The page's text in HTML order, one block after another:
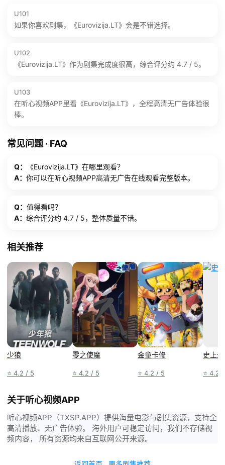
U101
如果你喜欢剧集，《Eurovizija.LT》会是不错选择。
U102
《Eurovizija.LT》作为剧集完成度很高，综合评分约 4.7 / 5。
U103
在听心视频APP里看《Eurovizija.LT》，全程高清无广告体验很
棒。
常见问题 · FAQ
Q：
《Eurovizija.LT》在哪里观看？
A： 你可以在听心视频APP高清无广告在线观看完整版本。
Q： 值得看吗？
A： 综合评分约 4.7 / 5，整体质量不错。
相关推荐
少狼
⭐ 4.2 / 5
零之使魔
⭐ 4.2 / 5
金童卡修
⭐ 4.2 / 5
史上
⭐ 4.2
关于听心视频APP
听心视频APP（TXSP.APP）提供海量电影与剧集资源，支持全
高清播放、无广告体验。 海外用户可稳定访问，我们不存储视
频内容， 所有资源均来自互联网公开来源。